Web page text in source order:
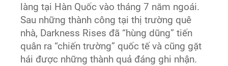
làng tại Hàn Quốc vào tháng 7 năm ngoái.
Sau những thành công tại thị trường quê
nhà, Darkness Rises đã “hùng dũng” tiến
quân ra “chiến trường” quốc tế và cũng gặt
hái được những thành quả đáng ghi nhận.